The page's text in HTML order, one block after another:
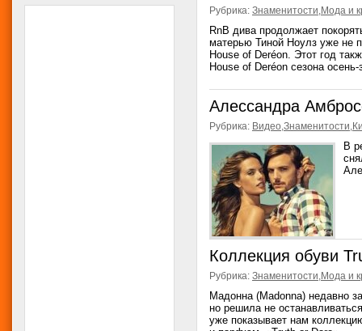
Рубрика: Знаменитости,Мода и
RnB дива продолжает
матерью Тиной Ноулз уже не
House of Deréon. Этот год
House of Deréon сезона
Алессандра
Рубрика: Видео,Знаменитости,
В
Коллекция обуви
Рубрика: Знаменитости,Мода и
Мадонна (Madonna) недавно
но решила не
уже показывает нам